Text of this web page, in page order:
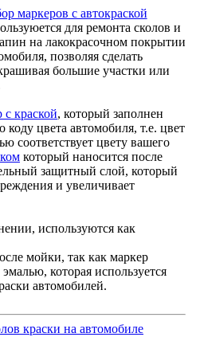
маркеров с автокраской
для ремонта сколов и
на лакокрасочном покрытии
позволяя сделать
большие участки или
с краской, который заполнен
коду цвета автомобиля, т.е. цвет
соответствует цвету вашего
который наносится после
защитный слой, который
и увеличивает
используются как
мойки, так как маркер
которая используется
автомобилей.
краски на автомобиле